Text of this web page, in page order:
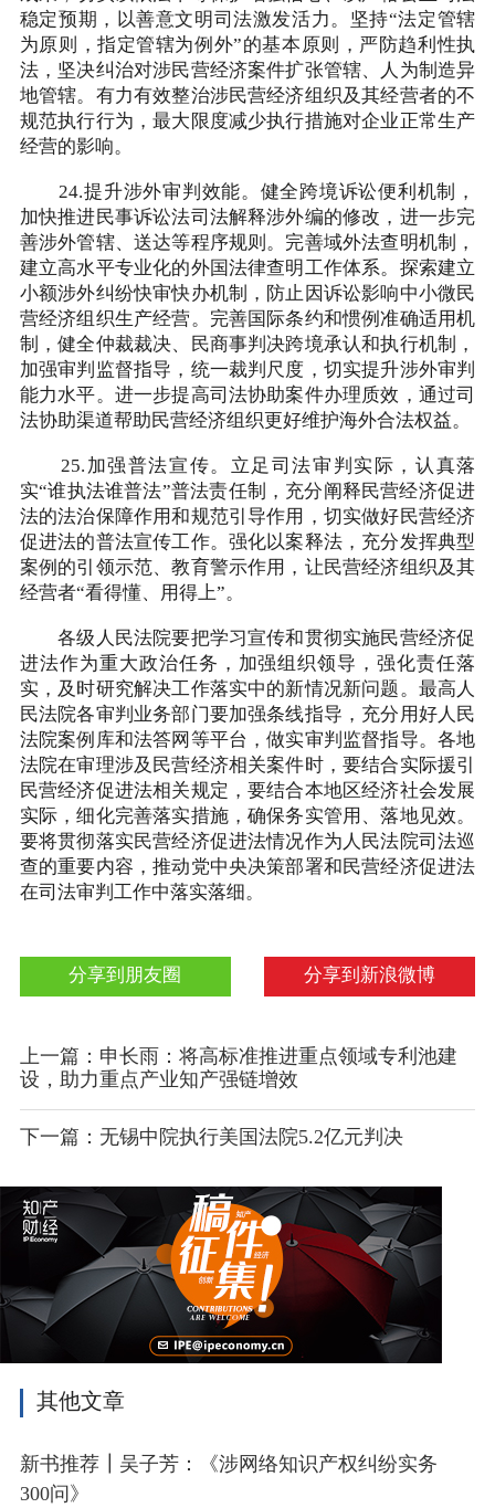
稳定预期，以善意文明司法激发活力。坚持“法定管辖
为原则，指定管辖为例外”的基本原则，严防趋利性执
法，坚决纠治对涉民营经济案件扩张管辖、人为制造异
地管辖。有力有效整治涉民营经济组织及其经营者的不
规范执行行为，最大限度减少执行措施对企业正常生产
经营的影响。
24.提升涉外审判效能。健全跨境诉讼便利机制，
加快推进民事诉讼法司法解释涉外编的修改，进一步完
善涉外管辖、送达等程序规则。完善域外法查明机制，
建立高水平专业化的外国法律查明工作体系。探索建立
小额涉外纠纷快审快办机制，防止因诉讼影响中小微民
营经济组织生产经营。完善国际条约和惯例准确适用机
制，健全仲裁裁决、民商事判决跨境承认和执行机制，
加强审判监督指导，统一裁判尺度，切实提升涉外审判
能力水平。进一步提高司法协助案件办理质效，通过司
法协助渠道帮助民营经济组织更好维护海外合法权益。
25.加强普法宣传。立足司法审判实际，认真落
实“谁执法谁普法”普法责任制，充分阐释民营经济促进
法的法治保障作用和规范引导作用，切实做好民营经济
促进法的普法宣传工作。强化以案释法，充分发挥典型
案例的引领示范、教育警示作用，让民营经济组织及其
经营者“看得懂、用得上”。
各级人民法院要把学习宣传和贯彻实施民营经济促
进法作为重大政治任务，加强组织领导，强化责任落
实，及时研究解决工作落实中的新情况新问题。最高人
民法院各审判业务部门要加强条线指导，充分用好人民
法院案例库和法答网等平台，做实审判监督指导。各地
法院在审理涉及民营经济相关案件时，要结合实际援引
民营经济促进法相关规定，要结合本地区经济社会发展
实际，细化完善落实措施，确保务实管用、落地见效。
要将贯彻落实民营经济促进法情况作为人民法院司法巡
查的重要内容，推动党中央决策部署和民营经济促进法
在司法审判工作中落实落细。
分享到新浪微博
分享到朋友圈
上一篇：申长雨：将高标准推进重点领域专利池建
设，助力重点产业知产强链增效
下一篇：无锡中院执行美国法院5.2亿元判决
其他文章
新书推荐┃吴子芳：《涉网络知识产权纠纷实务
300问》